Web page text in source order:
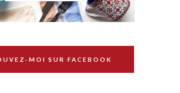
MOI SUR FACEBOOK